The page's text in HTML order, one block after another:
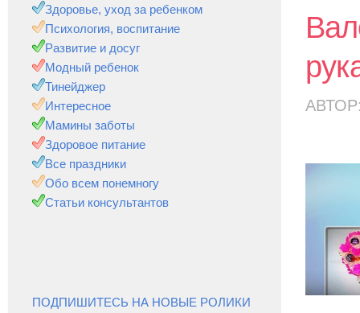
Здоровье, уход за ребенком
Психология, воспитание
Развитие и досуг
Модный ребенок
Тинейджер
Интересное
Мамины заботы
Здоровое питание
Все праздники
Обо всем понемногу
Статьи консультантов
ПОДПИШИТЕСЬ НА НОВЫЕ РОЛИКИ